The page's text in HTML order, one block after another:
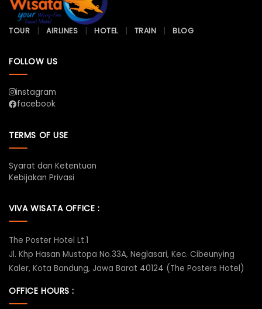
TOUR AIRLINES HOTEL TRAIN BLOG
FOLLOW US
instagram
facebook
TERMS OF USE
Syarat dan Ketentuan
Kebijakan Privasi
VIVA WISATA OFFICE :
The Poster Hotel Lt.1
Jl. Khp Hasan Mustopa No.33A, Neglasari, Kec. Cibeunying
Kaler, Kota Bandung, Jawa Barat 40124 (The Posters Hotel)
OFFICE HOURS :